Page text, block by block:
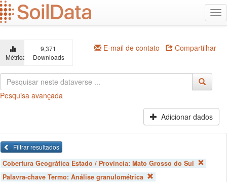
Ir
para
o
principal
Métricas
9,371
Downloads
E-mail de contato Compartilhar
Pesquisa avançada
Adicionar dados
Filtrar resultados
Cobertura Geográfica Estado / Província: Mato Grosso do Sul
Palavra-chave Termo: Análise granulométrica